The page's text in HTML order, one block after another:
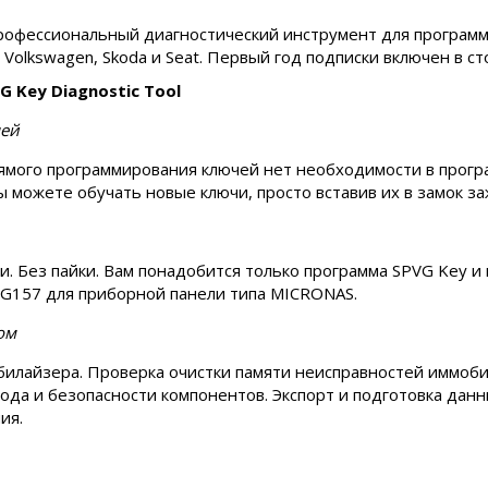
диагностический инструмент для
Skoda и Seat. Первый год подписки включен в
Key Diagnostic Tool
программирования ключей нет необходимости в
можете обучать новые ключи, просто вставив их в замок
Без пайки. Вам понадобится только программа SPVG Key
для приборной панели типа MICRONAS.
Проверка очистки памяти неисправностей
и безопасности компонентов. Экспорт и подготовка